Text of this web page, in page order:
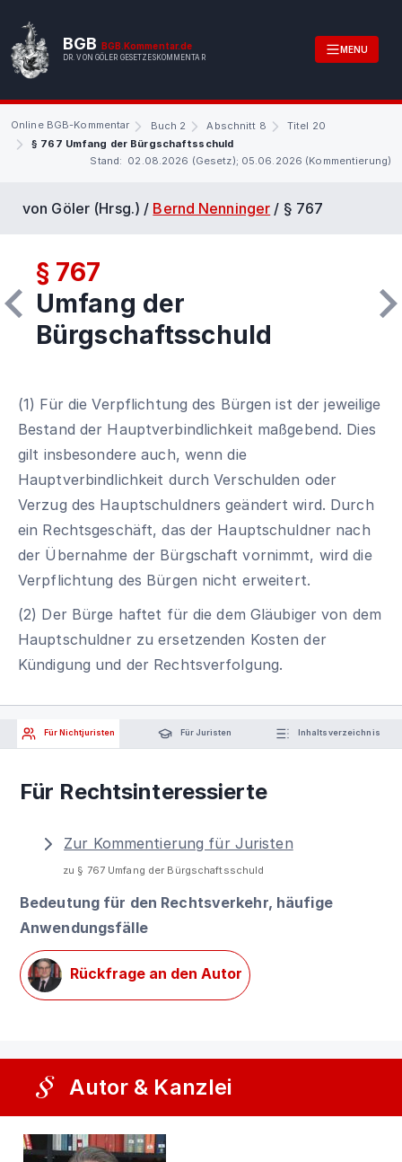
BGB BGB.Kommentar.de
DR. VON GÖLER GESETZESKOMMENTAR
MENU
Online BGB-Kommentar Buch 2 Abschnitt 8
Titel 20
§ 767 Umfang der Bürgschaftsschuld
Stand: 02.08.2026 (Gesetz); 05.06.2026 (Kommentierung)
von Göler (Hrsg.) / Bernd Nenninger / § 767
§ 767
Umfang der
Bürgschaftsschuld
(1) Für die Verpflichtung des Bürgen ist der jeweilige
Bestand der Hauptverbindlichkeit maßgebend. Dies
gilt insbesondere auch, wenn die
Hauptverbindlichkeit durch Verschulden oder
Verzug des Hauptschuldners geändert wird. Durch
ein Rechtsgeschäft, das der Hauptschuldner nach
der Übernahme der Bürgschaft vornimmt, wird die
Verpflichtung des Bürgen nicht erweitert.
(2) Der Bürge haftet für die dem Gläubiger von dem
Hauptschuldner zu ersetzenden Kosten der
Kündigung und der Rechtsverfolgung.
Für Nichtjuristen Für Juristen Inhaltsverzeichnis
Für Rechtsinteressierte
Zur Kommentierung für Juristen
zu § 767 Umfang der Bürgschaftsschuld
Bedeutung für den Rechtsverkehr, häufige
Anwendungsfälle
Rückfrage an den Autor
Autor & Kanzlei